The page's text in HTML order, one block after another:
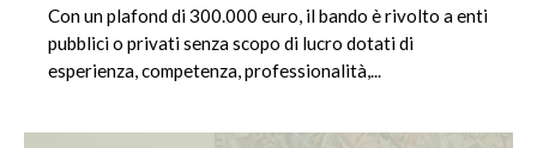
Con un plafond di 300.000 euro, il bando è rivolto a enti
pubblici o privati senza scopo di lucro dotati di
esperienza, competenza, professionalità,...